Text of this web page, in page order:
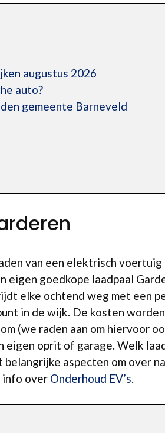
augustus 2026
auto?
gemeente Barneveld
van een elektrisch voertuig
eigen goedkope laadpaal
elke ochtend weg met een
in de wijk. De kosten
(we raden aan om hiervoor
eigen oprit of garage. Welk
aspecten om over
info over Onderhoud EV’s.